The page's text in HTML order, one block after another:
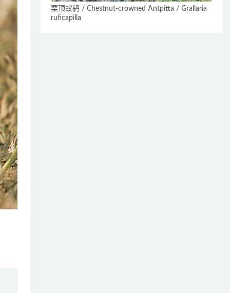
栗顶蚁鸫 / Chestnut-crowned Antpitta / Grallaria
ruficapilla